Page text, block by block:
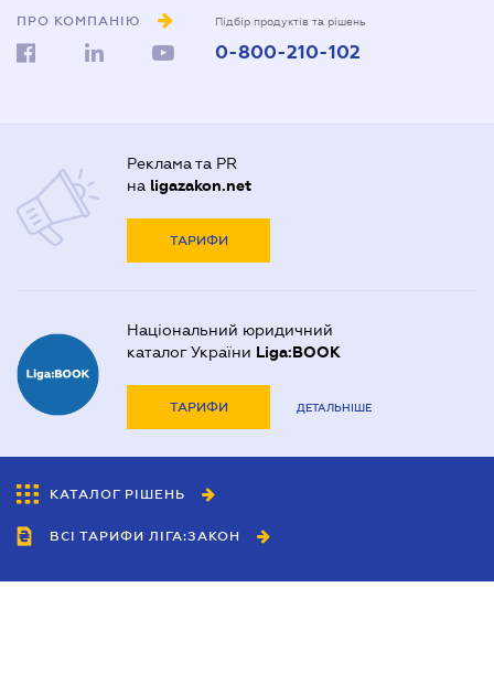
ПРО КОМПАНІЮ Підбір продуктів та рішень
0-800-210-102
Реклама та PR
на ligazakon.net
ТАРИФИ
Національний юридичний
каталог України Liga:BOOK
ТАРИФИ ДЕТАЛЬНІШЕ
КАТАЛОГ РІШЕНЬ
ВСІ ТАРИФИ ЛІГА:ЗАКОН